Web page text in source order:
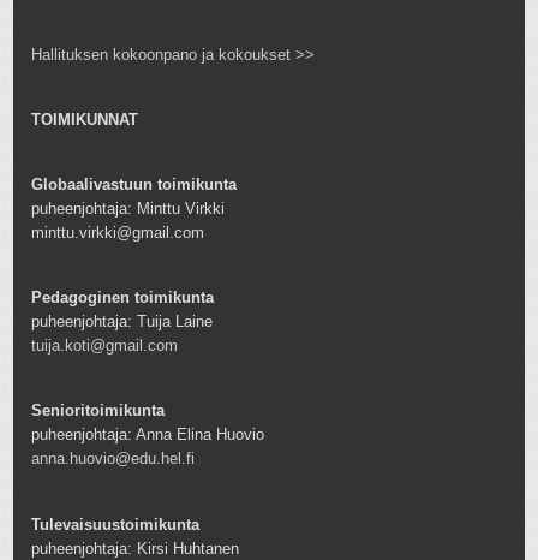
Hallituksen kokoonpano ja kokoukset >>
TOIMIKUNNAT
Globaalivastuun toimikunta
puheenjohtaja: Minttu Virkki
minttu.virkki@gmail.com
Pedagoginen toimikunta
puheenjohtaja: Tuija Laine
tuija.koti@gmail.com
Senioritoimikunta
puheenjohtaja: Anna Elina Huovio
anna.huovio@edu.hel.fi
Tulevaisuustoimikunta
puheenjohtaja: Kirsi Huhtanen